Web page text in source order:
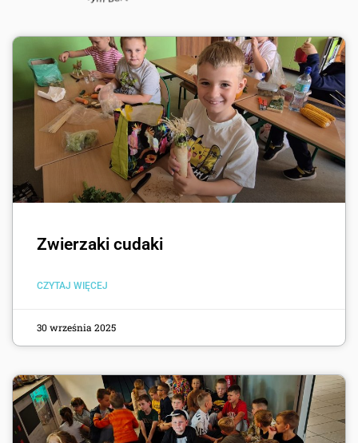
Zwierzaki cudaki
CZYTAJ WIĘCEJ
30 września 2025